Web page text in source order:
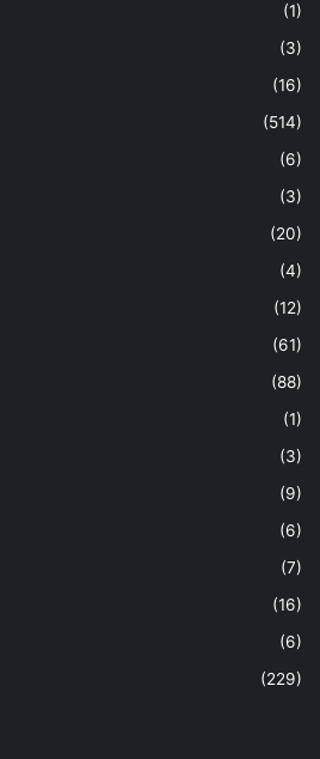
(1)
(3)
(16)
(514)
(6)
(3)
(20)
(4)
(12)
(61)
(88)
(1)
(3)
(9)
(6)
(7)
(16)
(6)
(229)